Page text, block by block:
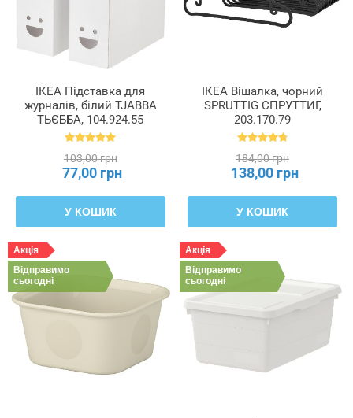
ІКЕА Підставка для
журналів, білий TJABBA
ТЬЄББА, 104.924.55
103,00 грн
77,00 грн
У КОШИК
ІКЕА Вішалка, чорний
SPRUTTIG СПРУТТИГ,
203.170.79
184,00 грн
138,00 грн
У КОШИК
Акція
Відправимо
сьогодні
Акція
Відправимо
сьогодні